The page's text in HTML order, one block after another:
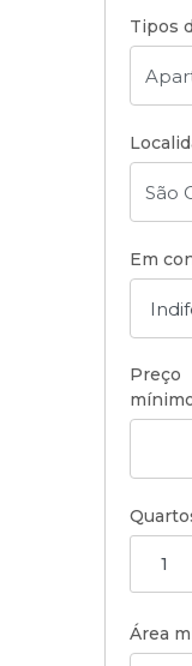
Tipos
Em
Preço
1
Área